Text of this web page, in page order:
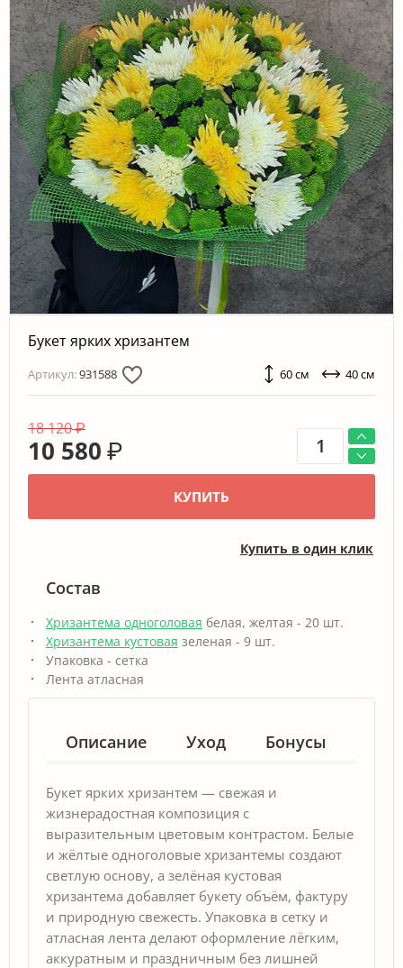
Букет ярких хризантем
Артикул:931588 60 см 40 см
18 120 ₽
10 580 ₽
КУПИТЬ
Купить в один клик
Состав
Хризантема одноголовая белая, желтая - 20 шт.
Хризантема кустовая зеленая - 9 шт.
Упаковка - сетка
Лента атласная
Описание Уход Бонусы
Букет ярких хризантем — свежая и
жизнерадостная композиция с
выразительным цветовым контрастом. Белые
и жёлтые одноголовые хризантемы создают
светлую основу, а зелёная кустовая
хризантема добавляет букету объём, фактуру
и природную свежесть. Упаковка в сетку и
атласная лента делают оформление лёгким,
аккуратным и праздничным без лишней